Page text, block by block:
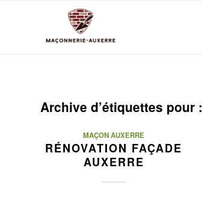
Archive d’étiquettes pour :
MAÇON AUXERRE
RÉNOVATION FAÇADE
AUXERRE